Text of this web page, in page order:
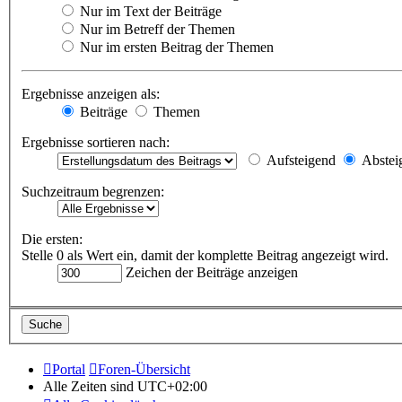
Nur im Text der Beiträge
Nur im Betreff der Themen
Nur im ersten Beitrag der Themen
Ergebnisse anzeigen als:
Beiträge
Themen
Ergebnisse sortieren nach:
Aufsteigend
Suchzeitraum begrenzen:
Die ersten:
Stelle 0 als Wert ein, damit der komplette Beitrag angezeigt wird.
Zeichen der Beiträge anzeigen
Portal
Foren-Übersicht
Alle Zeiten sind UTC+02:00